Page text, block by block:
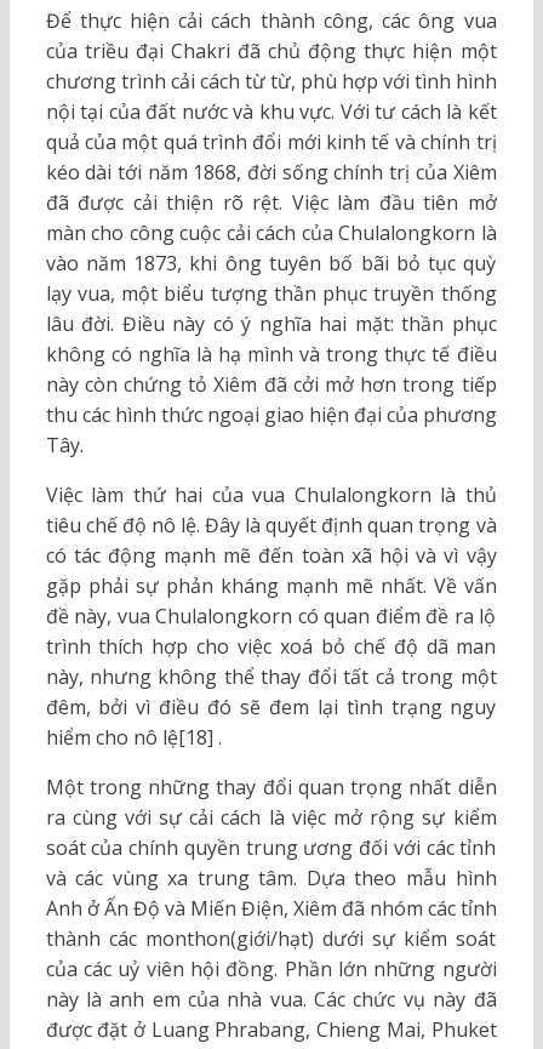
Để thực hiện cải cách thành công, các ông vua
của triều đại Chakri đã chủ động thực hiện một
chương trình cải cách từ từ, phù hợp với tình hình
nội tại của đất nước và khu vực. Với tư cách là kết
quả của một quá trình đổi mới kinh tế và chính trị
kéo dài tới năm 1868, đời sống chính trị của Xiêm
đã được cải thiện rõ rệt. Việc làm đầu tiên mở
màn cho công cuộc cải cách của Chulalongkorn là
vào năm 1873, khi ông tuyên bố bãi bỏ tục quỳ
lạy vua, một biểu tượng thần phục truyền thống
lâu đời. Điều này có ý nghĩa hai mặt: thần phục
không có nghĩa là hạ mình và trong thực tế điều
này còn chứng tỏ Xiêm đã cởi mở hơn trong tiếp
thu các hình thức ngoại giao hiện đại của phương
Tây.
Việc làm thứ hai của vua Chulalongkorn là thủ
tiêu chế độ nô lệ. Đây là quyết định quan trọng và
có tác động mạnh mẽ đến toàn xã hội và vì vậy
gặp phải sự phản kháng mạnh mẽ nhất. Về vấn
đề này, vua Chulalongkorn có quan điểm đề ra lộ
trình thích hợp cho việc xoá bỏ chế độ dã man
này, nhưng không thể thay đổi tất cả trong một
đêm, bởi vì điều đó sẽ đem lại tình trạng nguy
hiểm cho nô lệ[18] .
Một trong những thay đổi quan trọng nhất diễn
ra cùng với sự cải cách là việc mở rộng sự kiểm
soát của chính quyền trung ương đối với các tỉnh
và các vùng xa trung tâm. Dựa theo mẫu hình
Anh ở Ấn Độ và Miến Điện, Xiêm đã nhóm các tỉnh
thành các monthon(giới/hạt) dưới sự kiểm soát
của các uỷ viên hội đồng. Phần lớn những người
này là anh em của nhà vua. Các chức vụ này đã
được đặt ở Luang Phrabang, Chieng Mai, Phuket